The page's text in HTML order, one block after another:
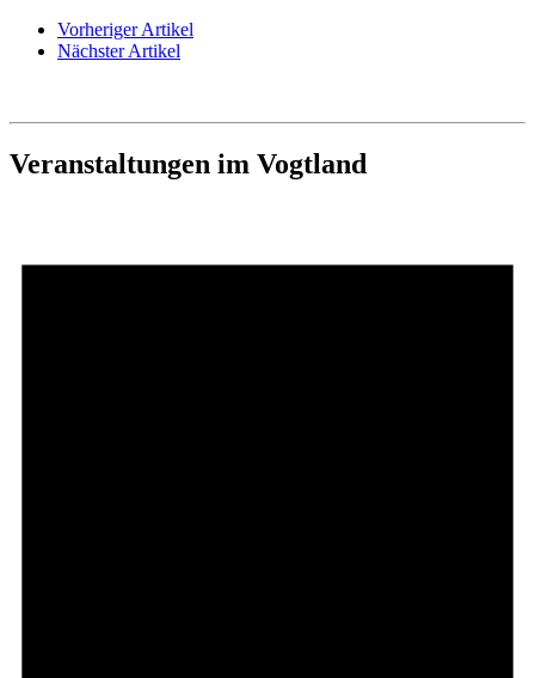
Vorheriger Artikel
Nächster Artikel
Veranstaltungen im Vogtland